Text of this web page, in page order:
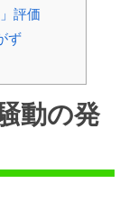
評価
ず
動の発